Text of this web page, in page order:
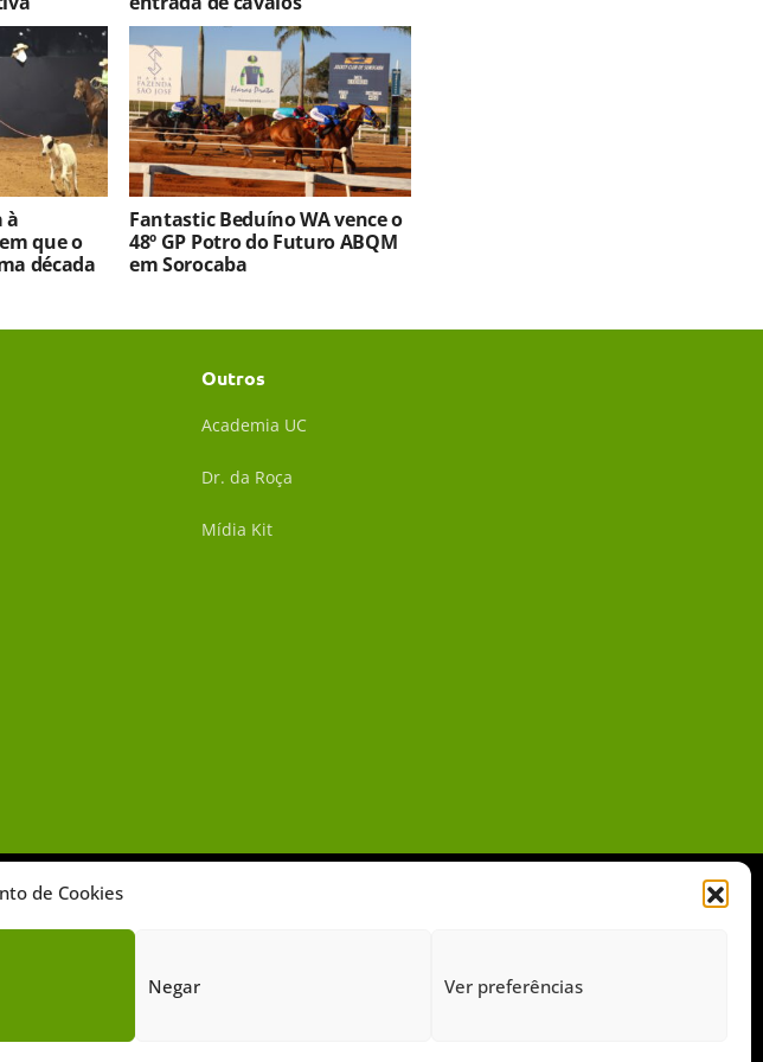
de Cookies
Negar Ver preferências
à
que o
década
Fantastic Beduíno WA vence o
48º GP Potro do Futuro ABQM
em Sorocaba
Outros
Academia UC
Dr. da Roça
Mídia Kit